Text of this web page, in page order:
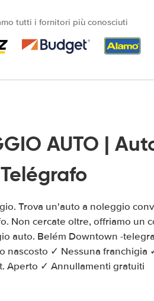
tutti i fornitori più conosciuti
AUTO |
Telégrafo
Trova un'auto a noleggio
Non cercate oltre, offriamo un
auto. Belém Downtown -
nascosto ✓ Nessuna
Aperto ✓ Annullamenti gratuiti